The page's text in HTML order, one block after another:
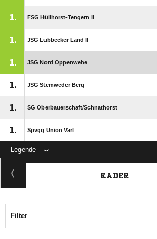
1. FSG Hüllhorst-Tengern II
1. JSG Lübbecker Land II
1. JSG Nord Oppenwehe
1. JSG Stemweder Berg
1. SG Oberbauerschaft/​Schnathorst
1. Spvgg Union Varl
Legende
KADER
Filter